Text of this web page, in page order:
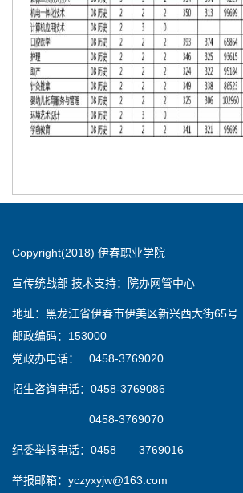
Copyright(2018) 伊春职业学院
宣传统战部 技术支持：院办网管中心
地址：黑龙江省伊春市伊美区新兴西大街65号
邮政编码：153000
党政办电话： 0458-3769020
招生咨询电话：0458-3769086
0458-3769070
纪委举报电话：0458——3769016
举报邮箱：yczyxyjw@163.com